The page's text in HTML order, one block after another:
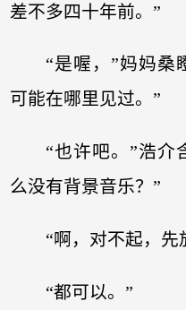
差不多四十年前。”
“是喔，”妈妈桑
可能在哪里见过。”
“也许吧。”浩介
么没有背景音乐？”
“啊，对不起，先
“都可以。”